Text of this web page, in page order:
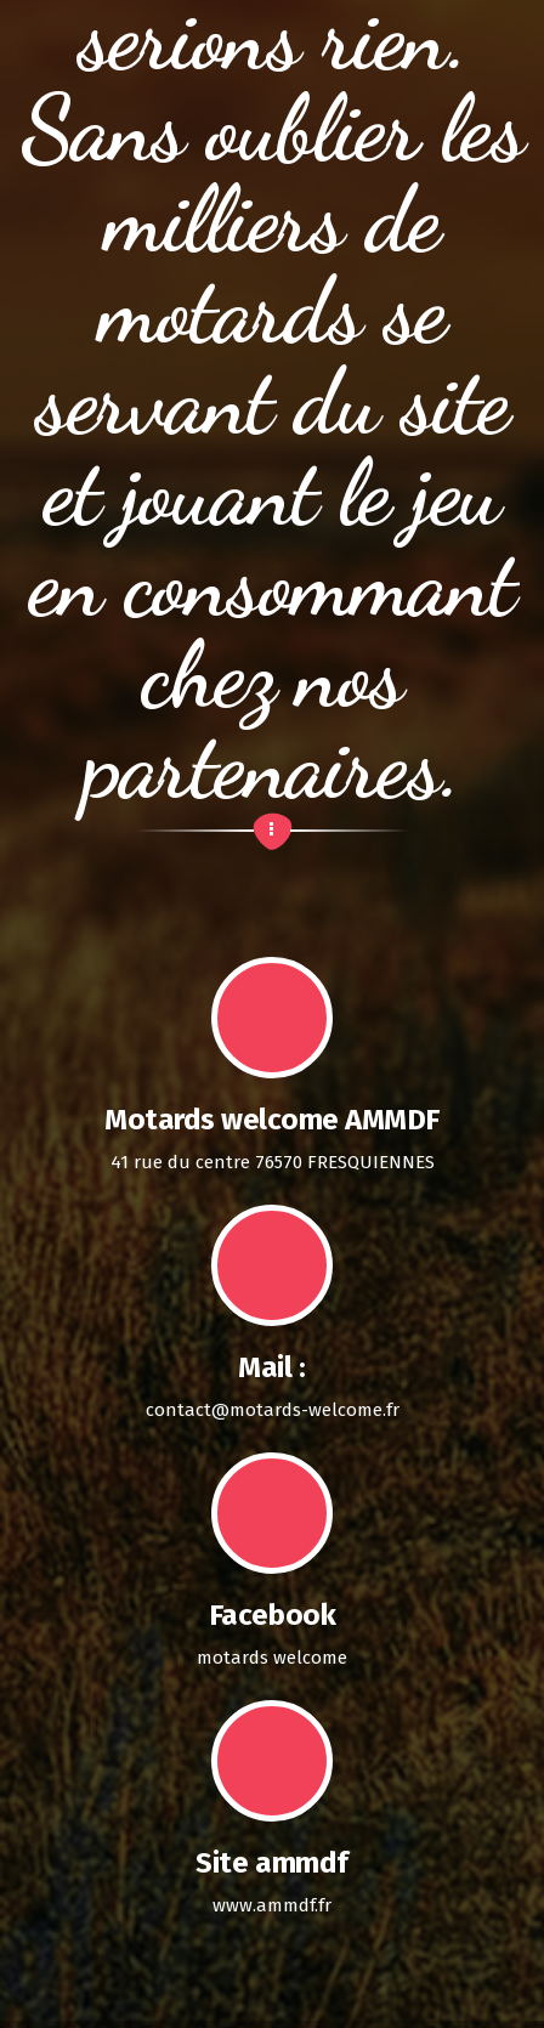
serions rien.
Sans oublier les
milliers de
motards se
servant du site
et jouant le jeu
en consommant
chez nos
partenaires.
Motards welcome AMMDF
41 rue du centre 76570 FRESQUIENNES
Mail :
contact@motards-welcome.fr
Facebook
motards welcome
Site ammdf
www.ammdf.fr